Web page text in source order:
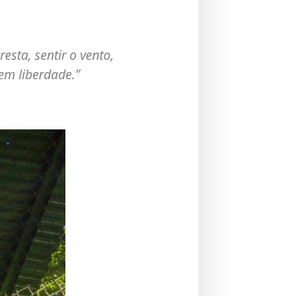
sentir o vento,
liberdade.”